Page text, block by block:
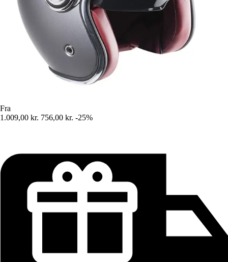
Fra
1.009,00 kr. 756,00 kr. -25%